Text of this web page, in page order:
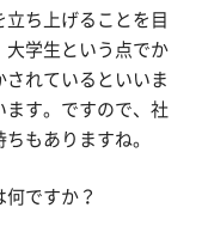
ち上げることを目
大学生という点でか
れているといいま
ます。ですので、社
もありますね。
ですか？